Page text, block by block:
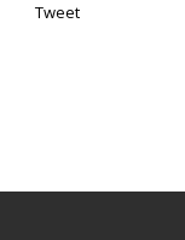
Tweet